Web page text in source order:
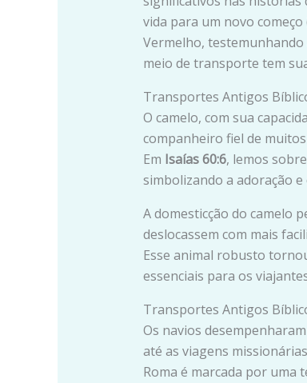
vida para um novo começo
Vermelho,
meio de transporte tem
Transportes Antigos
O camelo, com sua
companheiro fiel de
Em Isaías 60:6, lemos
simbolizando a adoração
A domesticção do camelo
deslocassem com mais
Esse animal robusto
essenciais para os
Transportes Antigos
Os navios
até as viagens
Roma é marcada por uma